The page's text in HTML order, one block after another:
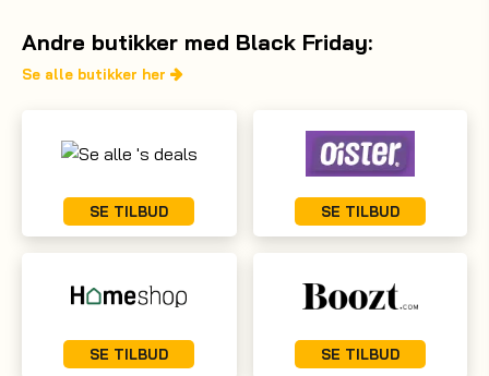
Andre butikker med Black Friday:
Se alle butikker her
SE TILBUD SE TILBUD
SE TILBUD SE TILBUD